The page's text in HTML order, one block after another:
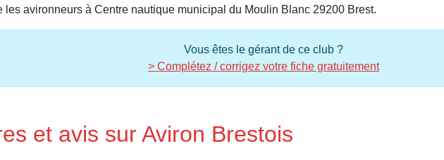
les avironneurs à Centre nautique municipal du Moulin Blanc 29200 Brest.
Vous êtes le gérant de ce club ?
> Complétez / corrigez votre fiche gratuitement
et avis sur Aviron Brestois